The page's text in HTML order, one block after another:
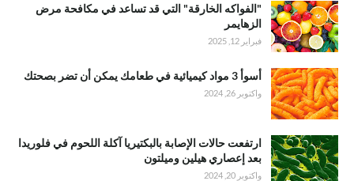
"الفواكه الخارقة" التي قد تساعد في مكافحة مرض
الزهايمر
فبراير 12, 2025
أسوأ 3 مواد كيميائية في طعامك يمكن أن تضر بصحتك
واكتوبر 26, 2024
ارتفعت حالات الإصابة بالبكتيريا آكلة اللحوم في فلوريدا
بعد إعصاري هيلين وميلتون
واكتوبر 20, 2024